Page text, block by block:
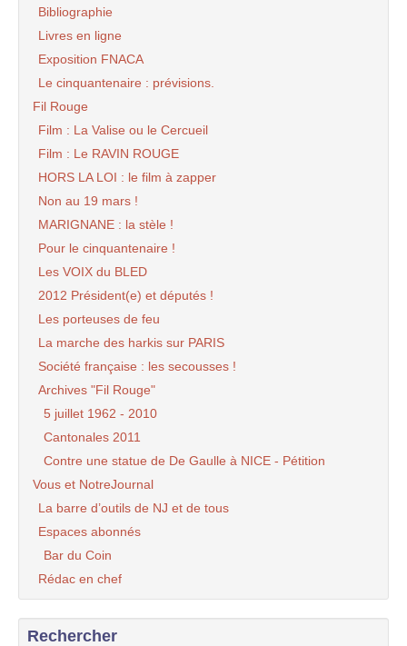
Bibliographie
Livres en ligne
Exposition FNACA
Le cinquantenaire : prévisions.
Fil Rouge
Film : La Valise ou le Cercueil
Film : Le RAVIN ROUGE
HORS LA LOI : le film à zapper
Non au 19 mars !
MARIGNANE : la stèle !
Pour le cinquantenaire !
Les VOIX du BLED
2012 Président(e) et députés !
Les porteuses de feu
La marche des harkis sur PARIS
Société française : les secousses !
Archives "Fil Rouge"
5 juillet 1962 - 2010
Cantonales 2011
Contre une statue de De Gaulle à NICE - Pétition
Vous et NotreJournal
La barre d’outils de NJ et de tous
Espaces abonnés
Bar du Coin
Rédac en chef
Rechercher